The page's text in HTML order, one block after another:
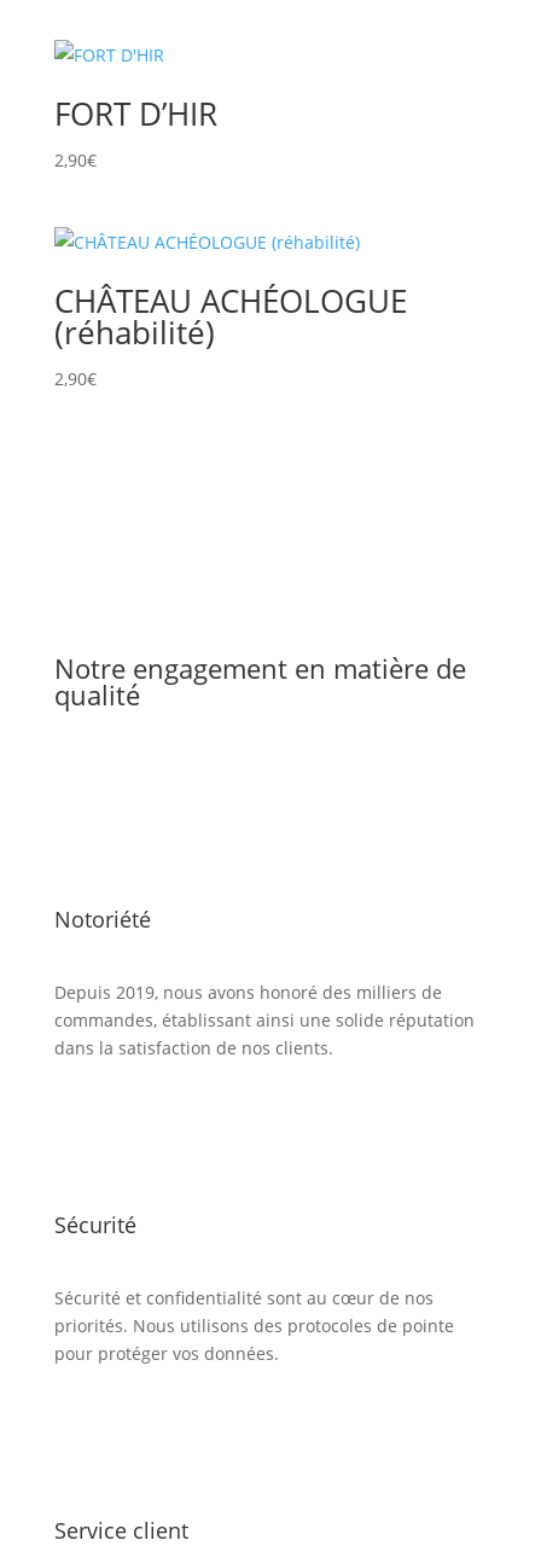
FORT D’HIR
2,90€
CHÂTEAU ACHÉOLOGUE
(réhabilité)
2,90€
Notre engagement en matière de
qualité
Notoriété
Depuis 2019, nous avons honoré des milliers de
commandes, établissant ainsi une solide réputation
dans la satisfaction de nos clients.
Sécurité
Sécurité et confidentialité sont au cœur de nos
priorités. Nous utilisons des protocoles de pointe
pour protéger vos données.
Service client